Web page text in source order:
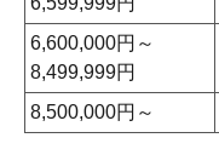
6,600,000円～
8,499,999円
8,500,000円～